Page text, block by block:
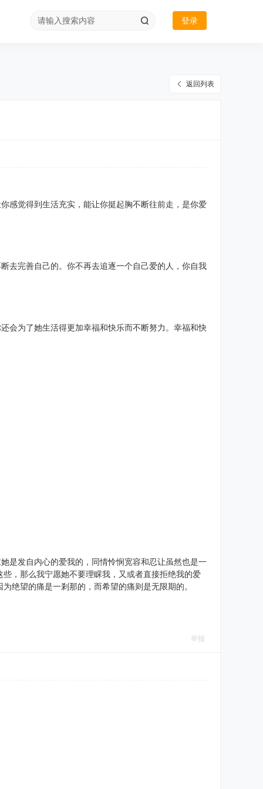
登录
返回列表
感觉得到生活充实，能让你挺起胸不断往前走，是你爱
去完善自己的。你不再去追逐一个自己爱的人，你自我
会为了她生活得更加幸福和快乐而不断努力。幸福和快
是发自内心的爱我的，同情怜悯宽容和忍让虽然也是一
，那么我宁愿她不要理睬我，又或者直接拒绝我的爱
绝望的痛是一剎那的，而希望的痛则是无限期的。
举报